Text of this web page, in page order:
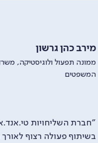
עם משרד המשפטים,
בשיתוף פעולה רצוף לאורך תקופה של כ-20 שנים. החברה